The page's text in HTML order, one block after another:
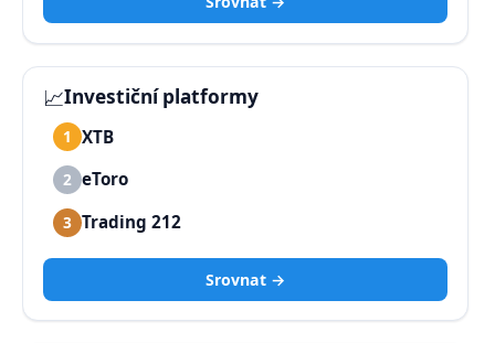
📈Investiční platformy
1 XTB
2 eToro
3 Trading 212
Srovnat →